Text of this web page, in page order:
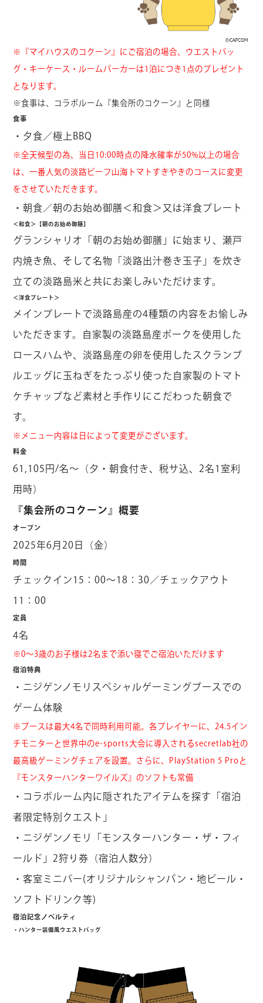
※『マイハウスのコクーン』にご宿泊の場合、ウエストバッ
グ・キーケース・ルームパーカーは1泊につき1点のプレゼント
となります。
※食事は、コラボルーム『集会所のコクーン』と同様
食事
・夕食／極上BBQ
※全天候型の為、当日10:00時点の降水確率が50%以上の場合
は、一番人気の淡路ビーフ山海トマトすきやきのコースに変更
をさせていただきます。
・朝食／朝のお始め御膳＜和食＞又は洋食プレート
＜和食＞【朝のお始め御膳】
グランシャリオ「朝のお始め御膳」に始まり、瀬戸
内焼き魚、そして名物「淡路出汁巻き玉子」を炊き
立ての淡路島米と共にお楽しみいただけます。
＜洋食プレート＞
メインプレートで淡路島産の4種類の内容をお愉しみ
いただきます。自家製の淡路島産ポークを使用した
ロースハムや、淡路島産の卵を使用したスクランブ
ルエッグに玉ねぎをたっぷり使った自家製のトマト
ケチャップなど素材と手作りにこだわった朝食で
す。
※メニュー内容は日によって変更がございます。
料金
61,105円/名～（夕・朝食付き、税サ込、2名1室利
用時）
『集会所のコクーン』概要
オープン
2025年6月20日（金）
時間
チェックイン15：00～18：30／チェックアウト
11：00
定員
4名
※0～3歳のお子様は2名まで添い寝でご宿泊いただけます
宿泊特典
・ニジゲンノモリスペシャルゲーミングブースでの
ゲーム体験
※ブースは最大4名で同時利用可能。各プレイヤーに、24.5イン
チモニターと世界中のe-sports大会に導入されるsecretlab社の
最高級ゲーミングチェアを設置。さらに、PlayStation 5 Proと
『モンスターハンターワイルズ』のソフトも常備
・コラボルーム内に隠されたアイテムを探す「宿泊
者限定特別クエスト」
・ニジゲンノモリ「モンスターハンター・ザ・フィ
ールド」2狩り券（宿泊人数分）
・客室ミニバー(オリジナルシャンパン・地ビール・
ソフトドリンク等)
宿泊記念ノベルティ
・ハンター装備風ウエストバッグ